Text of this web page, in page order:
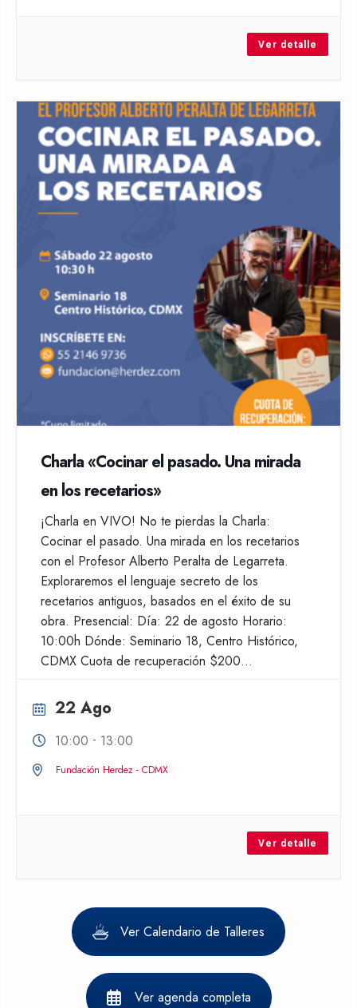
Ver detalle
Charla «Cocinar el pasado. Una mirada
en los recetarios»
¡Charla en VIVO! No te pierdas la Charla:
Cocinar el pasado. Una mirada en los recetarios
con el Profesor Alberto Peralta de Legarreta.
Exploraremos el lenguaje secreto de los
recetarios antiguos, basados en el éxito de su
obra. Presencial: Día: 22 de agosto Horario:
10:00h Dónde: Seminario 18, Centro Histórico,
CDMX Cuota de recuperación $200…
22 Ago
10:00 - 13:00
Fundación Herdez - CDMX
Ver detalle
Ver Calendario de Talleres
Ver agenda completa